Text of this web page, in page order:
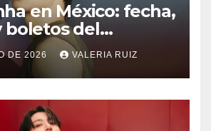
en México: fecha,
boletos del
DE 2026 VALERIA RUIZ